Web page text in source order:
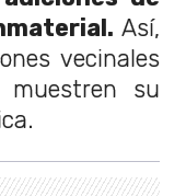
Así,
vecinales
muestren su